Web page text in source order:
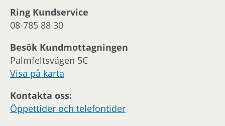
Ring Kundservice
08-785 88 30
Besök Kundmottagningen
Palmfeltsvägen 5C
Visa på karta
Kontakta oss:
Öppettider och telefontider